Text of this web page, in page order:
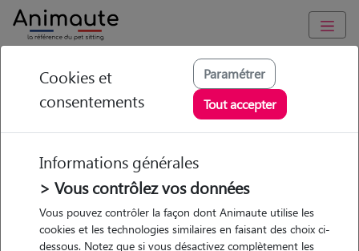
Animaute Ile-de-France Vélizy-Villacoublay
Romane - Petsitter à
VELIZY
VILLACOUBLAY
• 24 ans
Cookies et
consentements
Paramétrer
Tout accepter
Informations générales
> Vous contrôlez vos données
Vous pouvez contrôler la façon dont Animaute utilise les
cookies et les technologies similaires en faisant des choix ci-
dessous. Notez que si vous désactivez complètement les